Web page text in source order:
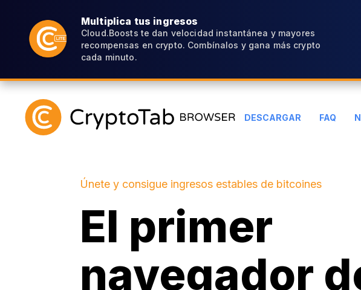
Multiplica tus ingresos
Cloud.Boosts te dan velocidad instantánea y mayores
recompensas en crypto. Combínalos y gana más crypto
cada minuto.
DESCARGAR FAQ
Únete y consigue ingresos estables de bitcoines
El primer
navegador